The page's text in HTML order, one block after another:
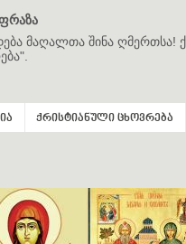
მაღალთა შინა ღმერთსა!
ქრისტიანული ცხოვრება